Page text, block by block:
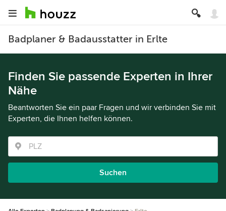
Badplaner & Badausstatter in Erlte
Finden Sie passende Experten in Ihrer
Nähe
Beantworten Sie ein paar Fragen und wir verbinden Sie mit
Experten, die Ihnen helfen können.
Suchen